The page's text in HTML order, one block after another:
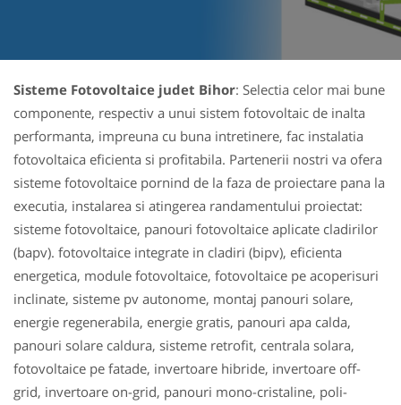
Sisteme Fotovoltaice judet Bihor: Selectia celor mai bune
componente, respectiv a unui sistem fotovoltaic de inalta
performanta, impreuna cu buna intretinere, fac instalatia
fotovoltaica eficienta si profitabila. Partenerii nostri va ofera
sisteme fotovoltaice pornind de la faza de proiectare pana la
executia, instalarea si atingerea randamentului proiectat:
sisteme fotovoltaice, panouri fotovoltaice aplicate cladirilor
(bapv). fotovoltaice integrate in cladiri (bipv), eficienta
energetica, module fotovoltaice, fotovoltaice pe acoperisuri
inclinate, sisteme pv autonome, montaj panouri solare,
energie regenerabila, energie gratis, panouri apa calda,
panouri solare caldura, sisteme retrofit, centrala solara,
fotovoltaice pe fatade, invertoare hibride, invertoare off-
grid, invertoare on-grid, panouri mono-cristaline, poli-